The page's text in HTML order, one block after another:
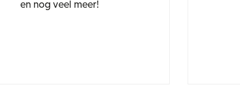
en nog veel meer!